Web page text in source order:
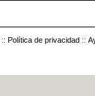
:: Política de privacidad ::